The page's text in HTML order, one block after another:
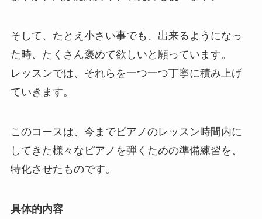
そして、たとえ小さい事でも、出来るようになっ
た時、たくさん褒めて欲しいと願っています。
レッスンでは、それらを一つ一つ丁寧に積み上げ
ていきます。
このコースは、今までピアノのレッスン時間内に
してきた様々なピアノを弾くための準備練習を、
特化させたものです。
具体的内容